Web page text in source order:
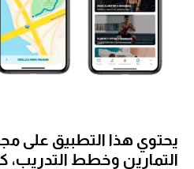
يحتوي هذا التطبيق على